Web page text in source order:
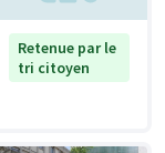
Retenue par le
tri citoyen